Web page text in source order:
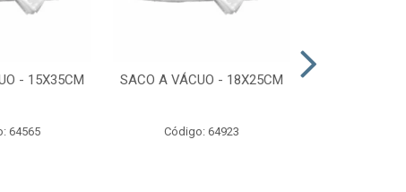
- 15X35CM
64565
SACO A VÁCUO - 18X25CM
Código: 64923